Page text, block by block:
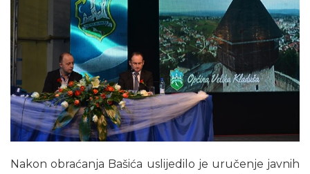
Nakon obraćanja Bašića uslijedilo je uručenje javnih